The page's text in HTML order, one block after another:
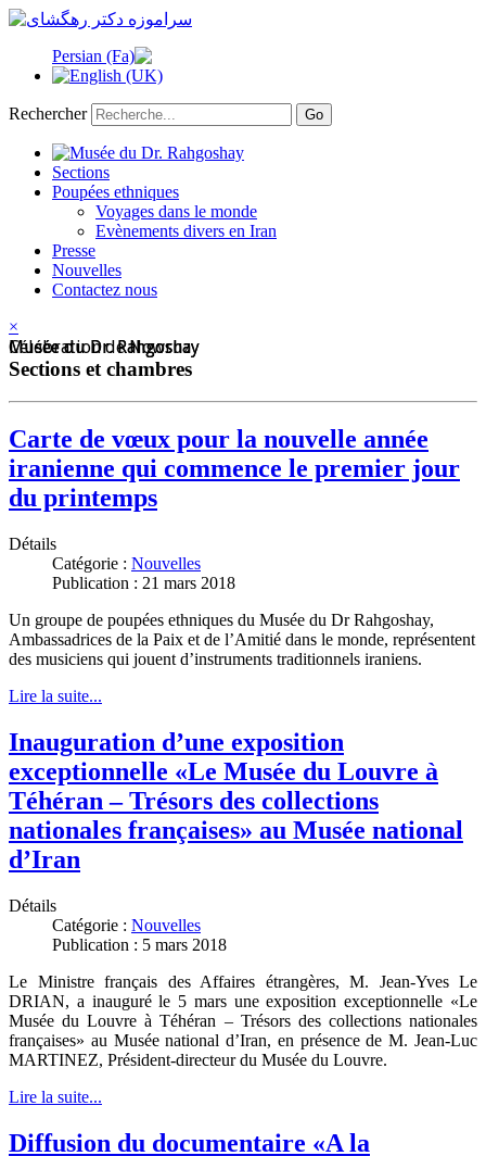
Rechercher Go
Sections
Poupées ethniques
Voyages dans le monde
Evènements divers en Iran
Presse
Nouvelles
Contactez nous
×
Musée du Dr. Rahgoshay
Musée du Dr. Rahgoshay
Célébration de Nowruz
Sections et chambres
Carte de vœux pour la nouvelle année
iranienne qui commence le premier jour
du printemps
Détails
Catégorie : Nouvelles
Publication : 21 mars 2018
Un groupe de poupées ethniques du Musée du Dr Rahgoshay,
Ambassadrices de la Paix et de l’Amitié dans le monde, représentent
des musiciens qui jouent d’instruments traditionnels iraniens.
Lire la suite...
Inauguration d’une exposition
exceptionnelle «Le Musée du Louvre à
Téhéran – Trésors des collections
nationales françaises» au Musée national
d’Iran
Détails
Catégorie : Nouvelles
Publication : 5 mars 2018
Le Ministre français des Affaires étrangères, M. Jean-Yves Le
DRIAN, a inauguré le 5 mars une exposition exceptionnelle «Le
Musée du Louvre à Téhéran – Trésors des collections nationales
françaises» au Musée national d’Iran, en présence de M. Jean-Luc
MARTINEZ, Président-directeur du Musée du Louvre.
Lire la suite...
Diffusion du documentaire «A la